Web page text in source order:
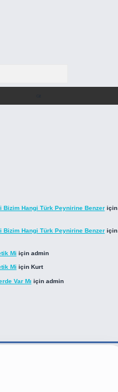
Bizim Hangi Türk Peynirine Benzeriçin
Bizim Hangi Türk Peynirine Benzeriçin
Mi için admin
Mi için Kurt
Var Mı için admin